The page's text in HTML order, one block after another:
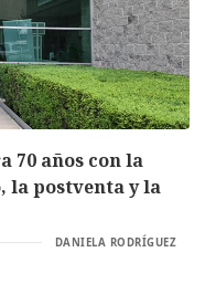
70 años con la
la postventa y la
DANIELA RODRÍGUEZ